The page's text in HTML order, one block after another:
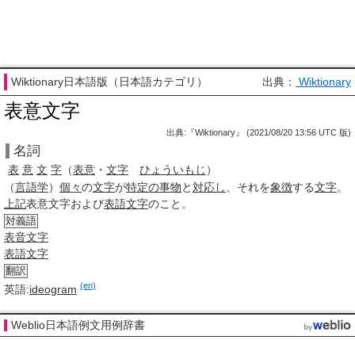
Wiktionary日本語版（日本語カテゴリ） 出典： Wiktionary
表意文字
出典:『Wiktionary』 (2021/08/20 13:56 UTC 版)
名詞
表 意 文 字 （表意 ・ 文字 ひょういもじ ）
（言語学） 個々の文字が特定の事物と対応し 、それを象徴する文字。
上記表意文字および表語文字のこと。
対義語
表音文字
表語文字
翻訳
英語:ideogram (en)
Weblio日本語例文用例辞書